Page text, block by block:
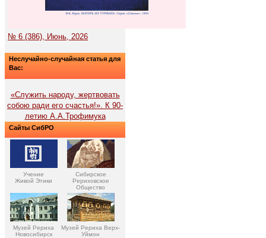
№ 6 (386), Июнь, 2026
Неслучайно-случайная статья для
Вас:
«Служить народу, жертвовать
собою ради его счастья!». К 90-
летию А.А.Трофимука
Сайты СибРО
Учение
Живой Этики
Сибирское
Рериховское
Общество
Музей Рериха
Новосибирск
Музей Рериха Верх-
Уймон